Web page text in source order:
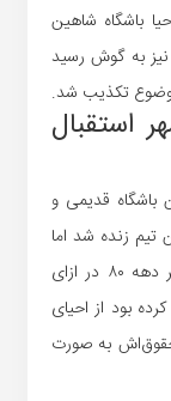
باشگاه شاهین
نیز به گوش رسید
موضوع تکذیب شد.
استقبال
قدیمی و
تیم زنده شد اما
علی نعمتی مالک فعلی این باشگاه که در اواخر دهه ۸۰ در ازای
بود از احیای
به صورت